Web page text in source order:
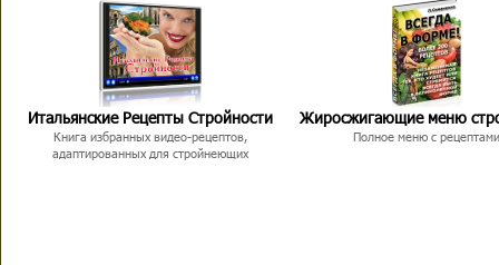
Итальянские Рецепты Стройности
Книга избранных видео-рецептов,
адаптированных для стройнеющих
Жиросжигающие меню
Полное меню с рецептами